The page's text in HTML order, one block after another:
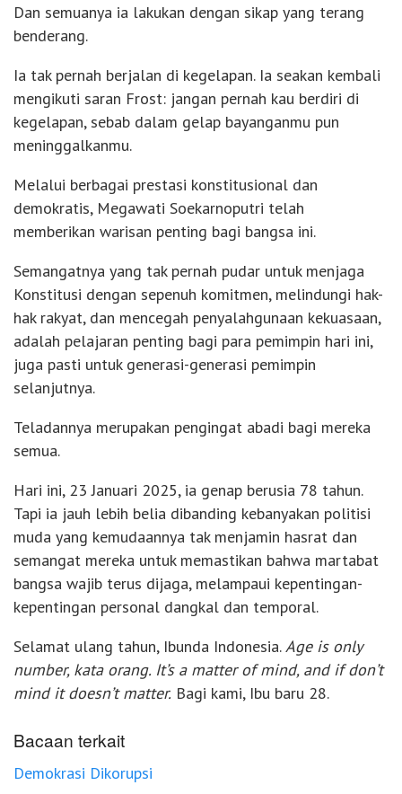
Dan semuanya ia lakukan dengan sikap yang terang
benderang.
Ia tak pernah berjalan di kegelapan. Ia seakan kembali
mengikuti saran Frost: jangan pernah kau berdiri di
kegelapan, sebab dalam gelap bayanganmu pun
meninggalkanmu.
Melalui berbagai prestasi konstitusional dan
demokratis, Megawati Soekarnoputri telah
memberikan warisan penting bagi bangsa ini.
Semangatnya yang tak pernah pudar untuk menjaga
Konstitusi dengan sepenuh komitmen, melindungi hak-
hak rakyat, dan mencegah penyalahgunaan kekuasaan,
adalah pelajaran penting bagi para pemimpin hari ini,
juga pasti untuk generasi-generasi pemimpin
selanjutnya.
Teladannya merupakan pengingat abadi bagi mereka
semua.
Hari ini, 23 Januari 2025, ia genap berusia 78 tahun.
Tapi ia jauh lebih belia dibanding kebanyakan politisi
muda yang kemudaannya tak menjamin hasrat dan
semangat mereka untuk memastikan bahwa martabat
bangsa wajib terus dijaga, melampaui kepentingan-
kepentingan personal dangkal dan temporal.
Selamat ulang tahun, Ibunda Indonesia. Age is only
number, kata orang. It’s a matter of mind, and if don’t
mind it doesn’t matter. Bagi kami, Ibu baru 28.
Bacaan terkait
Demokrasi Dikorupsi